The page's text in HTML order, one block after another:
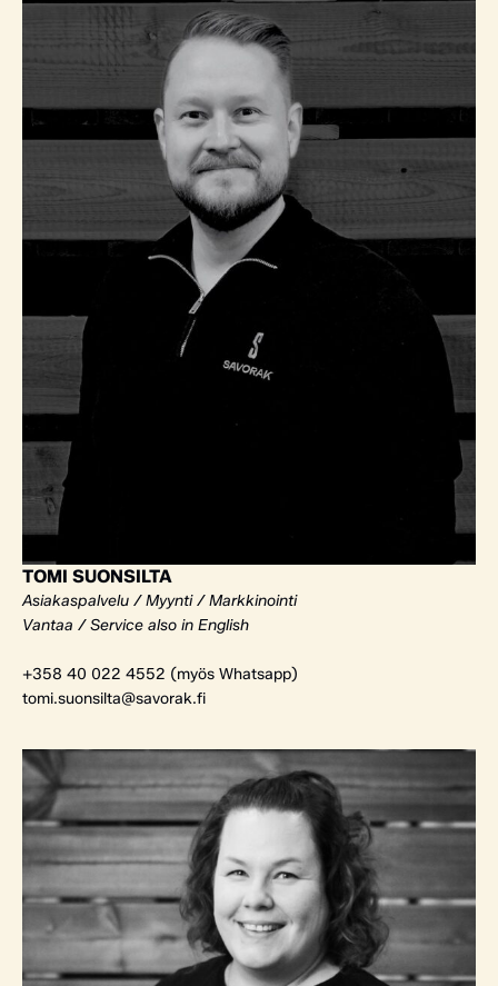
TOMI SUONSILTA
Asiakaspalvelu / Myynti / Markkinointi
Vantaa / Service also in English
+358 40 022 4552 (myös Whatsapp)
tomi.suonsilta@savorak.fi